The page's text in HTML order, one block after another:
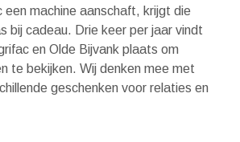
een machine aanschaft, krijgt die
bij cadeau. Drie keer per jaar vindt
en Olde Bijvank plaats om
te bekijken. Wij denken mee met
geschenken voor relaties en